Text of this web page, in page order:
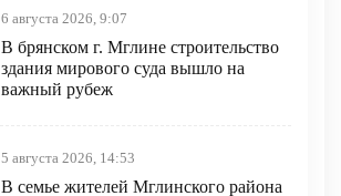
6 августа 2026, 9:07
В брянском г. Мглине строительство
здания мирового суда вышло на
важный рубеж
5 августа 2026, 14:53
В семье жителей Мглинского района